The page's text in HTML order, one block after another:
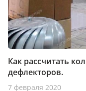
Как рассчитать
дефлекторов.
7 февраля 2020